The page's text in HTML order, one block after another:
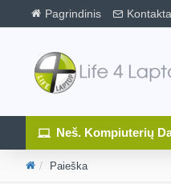
Pagrindinis
Neš. Kompiuterių
Paieška